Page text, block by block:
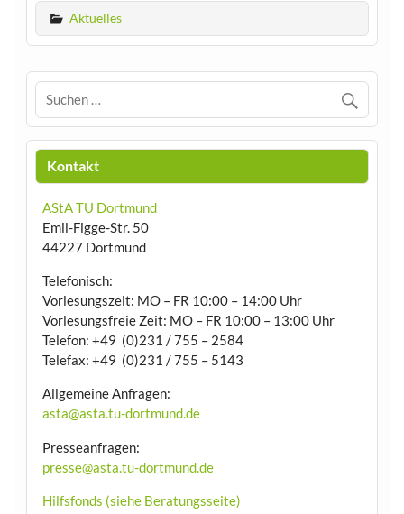
Aktuelles
Kontakt
AStA TU Dortmund
Emil-Figge-Str. 50
44227 Dortmund
Telefonisch:
Vorlesungszeit: MO – FR 10:00 – 14:00 Uhr
Vorlesungsfreie Zeit: MO – FR 10:00 – 13:00 Uhr
Telefon: +49 (0)231 / 755 – 2584
Telefax: +49 (0)231 / 755 – 5143
Allgemeine Anfragen:
asta@asta.tu-dortmund.de
Presseanfragen:
presse@asta.tu-dortmund.de
Hilfsfonds (siehe Beratungsseite)